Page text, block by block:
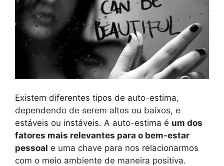
Existem diferentes tipos de auto-estima,
dependendo de serem altos ou baixos, e
estáveis ​​ou instáveis. A auto-estima é um dos
fatores mais relevantes para o bem-estar
pessoal e uma chave para nos relacionarmos
com o meio ambiente de maneira positiva.